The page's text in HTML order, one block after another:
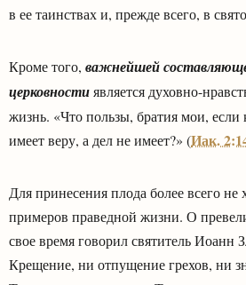
в ее таинствах и, прежде всего, в
Кроме того, важнейшей
церковностиявляется духовно-
жизнь. «Что пользы, братия мои, если
имеет веру, а дел не имеет?» (Иак.
Для принесения плода более всего не
примеров праведной жизни. О
свое время говорил святитель Иоанн
Крещение, ни отпущение грехов, ни